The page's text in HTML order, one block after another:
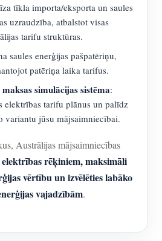
tīkla importa/eksporta un saules
uzraudzība, atbalstot visas
tarifu struktūras.
saules enerģijas pašpatēriņu,
patēriņa laika tarifus.
simulācijas sistēma:
elektrības tarifu plānus un palīdz
variantu jūsu mājsaimniecībai.
Austrālijas mājsaimniecības
rēķiniem, maksimāli
vērtību un izvēlēties labāko
vajadzībām.